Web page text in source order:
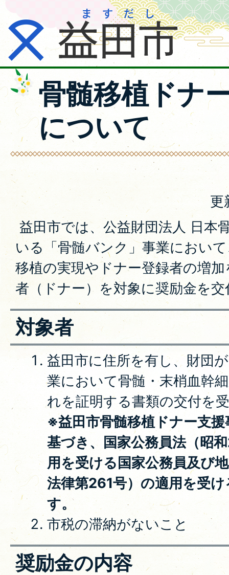
骨髄移植ドナ
について
更
益田市では、公益財団法人 日本
いる「骨髄バンク」事業におい
移植の実現やドナー登録者の増
者（ドナー）を対象に奨励金を
対象者
益田市に住所を有し、財団
業において骨髄・末梢血幹
れを証明する書類の交付を
※益田市骨髄移植ドナー支
基づき、国家公務員法（昭
用を受ける国家公務員及び
法律第261号）の適用を受
す。
市税の滞納がないこと
奨励金の内容